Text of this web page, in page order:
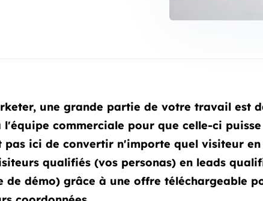
une grande partie de votre travail est
commerciale pour que celle-ci
pas ici de convertir n'importe quel visiteur
qualifiés (vos personas) en leads
de démo) grâce à une offre téléchargeable